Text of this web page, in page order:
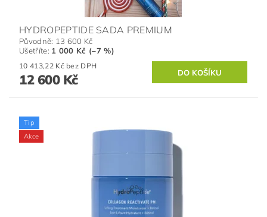
HYDROPEPTIDE SADA PREMIUM
Původně: 13 600 Kč
Ušetříte: 1 000 Kč (–7 %)
10 413,22 Kč bez DPH
12 600 Kč
Tip
Akce